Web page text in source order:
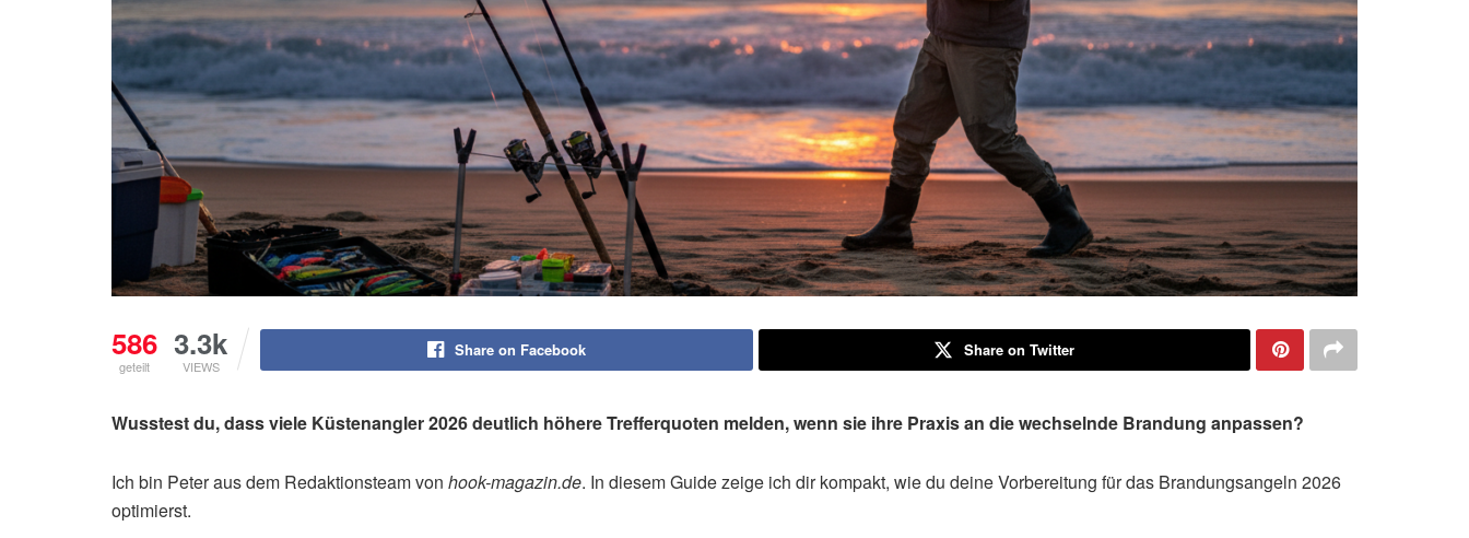
586
geteilt
3.3k
VIEWS
Share on Facebook Share on Twitter
Wusstest du, dass viele Küstenangler 2026 deutlich höhere Trefferquoten melden, wenn sie ihre Praxis an die wechselnde Brandung anpassen?
Ich bin Peter aus dem Redaktionsteam von hook-magazin.de. In diesem Guide zeige ich dir kompakt, wie du deine Vorbereitung für das Brandungsangeln 2026
optimierst.